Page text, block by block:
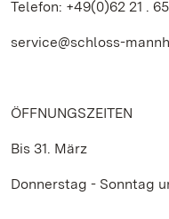
Telefon: +49(0)62 21 .
service@schloss-
ÖFFNUNGSZEITEN
Bis 31. März
Donnerstag - Sonntag